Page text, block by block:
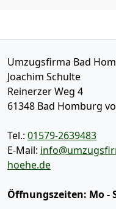
Umzugsfirma Bad
Joachim Schulte
Reinerzer Weg 4
61348 Bad Homburg
Tel.: 01579-2639483
E-Mail:
hoehe.de
Öffnungszeiten: Mo -